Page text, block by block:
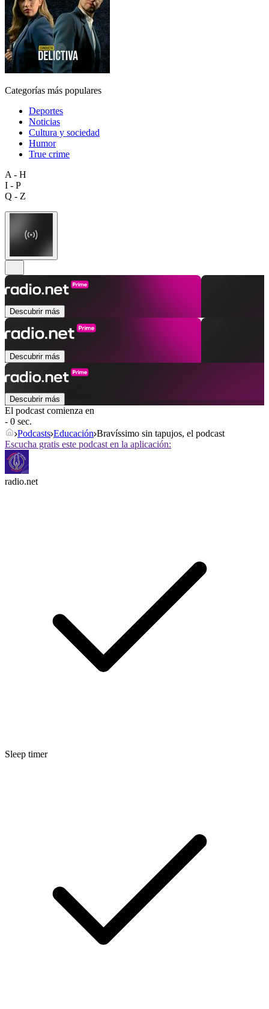
Categorías más populares
Deportes
Noticias
Cultura y sociedad
Humor
True crime
A - H
I - P
Q - Z
Descubrir más
Descubrir más
Descubrir más
El podcast comienza en
- 0 sec.
Podcasts Educación Bravíssimo sin tapujos, el podcast
Escucha gratis este podcast en la aplicación:
radio.net
Sleep timer